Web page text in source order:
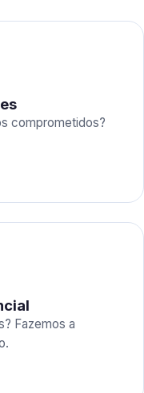
comprometidos?
Fazemos a